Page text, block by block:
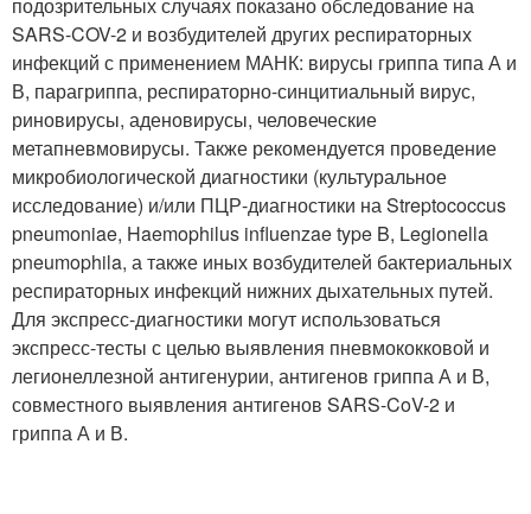
SARS-COV-2 и возбудителей других респираторных
инфекций с применением МАНК: вирусы гриппа типа А и
В, парагриппа, респираторно-синцитиальный вирус,
риновирусы, аденовирусы, человеческие
метапневмовирусы. Также рекомендуется проведение
микробиологической диагностики (культуральное
исследование) и/или ПЦР-диагностики на Streptococcus
pneumoniae, Haemophilus influenzae type B, Legionella
pneumophila, а также иных возбудителей бактериальных
респираторных инфекций нижних дыхательных путей.
Для экспресс-диагностики могут использоваться
экспресс-тесты с целью выявления пневмококковой и
легионеллезной антигенурии, антигенов гриппа А и В,
совместного выявления антигенов SARS-CoV-2 и
гриппа А и В.